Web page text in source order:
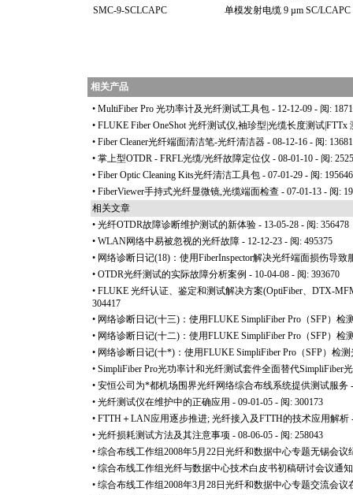
SMC-9-SCLCAPC
单模发射电缆 9 µm SC/LCAPC
相关产品
• MultiFiber Pro 光功率计及光纤测试工具包 - 12-12-09 - 阅:
• FLUKE Fiber OneShot 光纤测试仪,袖珍型|光缆长度测试|FTTx
• Fiber Cleaner光纤端面清洁笔-光纤清洁器 - 08-12-16 - 阅:
• 掌上型OTDR - FRFL光缆/光纤故障定位仪 - 08-01-10 - 阅:
• Fiber Optic Cleaning Kits光纤清洁工具包 - 07-01-29 - 阅:
• FiberViewer手持式光纤显微镜,光缆端面检查 - 07-01-13 - 阅:
相关文章
• 光纤OTDR故障诊断维护测试的新体验 - 13-05-28 - 阅: 356478
• WLAN网络中易被忽视的光纤故障 - 12-12-23 - 阅: 495375
• 网络诊断日记(18)：使用FiberInspector解决光纤端面损伤导致
• OTDR光纤测试的实际故障分析案例 - 10-04-08 - 阅: 393670
• FLUKE 光纤认证、鉴定和测试解决方案(OptiFiber、DTX-
304417
• 网络诊断日记(十三)：使用FLUKE SimpliFiber Pro（SFP）检
• 网络诊断日记(十二)：使用FLUKE SimpliFiber Pro（SFP）检
• 网络诊断日记(十*)：使用FLUKE SimpliFiber Pro（SFP）检
• SimpliFiber Pro光功率计和光纤测试套件全面替代SimpliFiber
• 安恒公司为*都机场围界光纤网络综合布线系统提供测试服务
• 光纤测试仪在维护中的正确应用 - 09-01-05 - 阅: 300173
• FTTH＋LAN应用逐步推进; 光纤接入及FTTH的技术应用解析
• 光纤损耗测试方法及其注意事项 - 08-06-05 - 阅: 258043
• 综合布线工作组2008年5月22日光纤和数据中心专题无锡会议
• 综合布线工作组光纤与数据中心技术白皮书初稿研讨会议通知
• 综合布线工作组2008年3月28日光纤和数据中心专题交流会议